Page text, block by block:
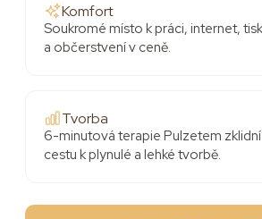
Komfort
Soukromé místo k práci, internet,
a občerstvení v ceně.
Tvorba
6-minutová terapie Pulzetem
cestu k plynulé a lehké tvorbě.